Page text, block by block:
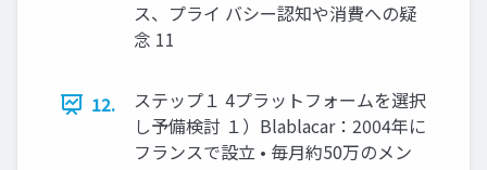
ス、プライ バシー認知や消費への疑
念 11
12.
ステップ１ 4プラットフォームを選択
し予備検討 １）Blablacar：2004年に
フランスで設立 • 毎月約50万のメン